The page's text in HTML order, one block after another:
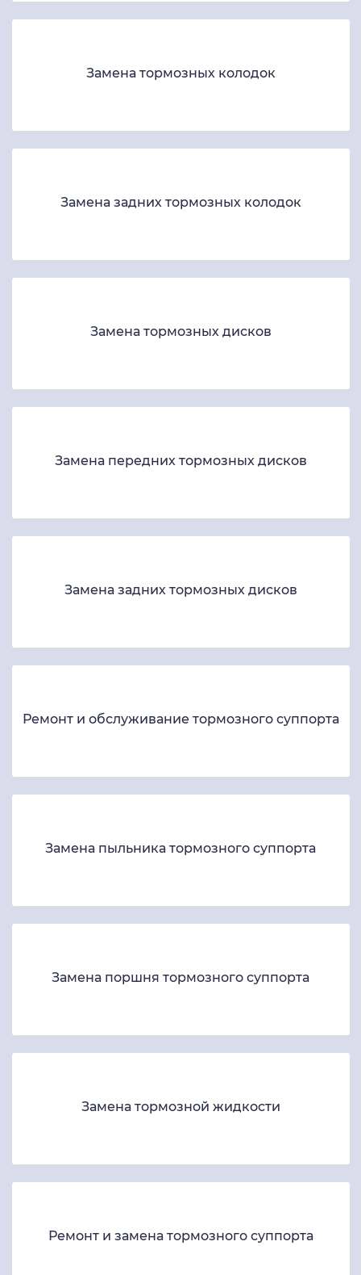
Замена тормозных колодок
Замена задних тормозных колодок
Замена тормозных дисков
Замена передних тормозных дисков
Замена задних тормозных дисков
Ремонт и обслуживание тормозного суппорта
Замена пыльника тормозного суппорта
Замена поршня тормозного суппорта
Замена тормозной жидкости
Ремонт и замена тормозного суппорта